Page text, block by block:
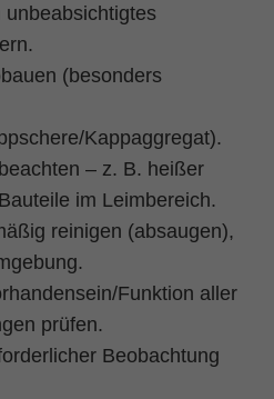
unbeabsichtigtes
(besonders
Kappaggregat).
– z. B. heißer
im Leimbereich.
reinigen (absaugen),
Funktion aller
prüfen.
Beobachtung